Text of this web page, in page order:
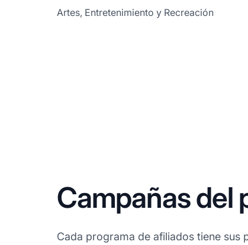
Artes, Entretenimiento y Recreación
Campañas del
Cada programa de afiliados tiene